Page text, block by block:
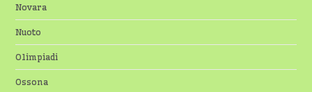
Novara
Nuoto
Olimpiadi
Ossona